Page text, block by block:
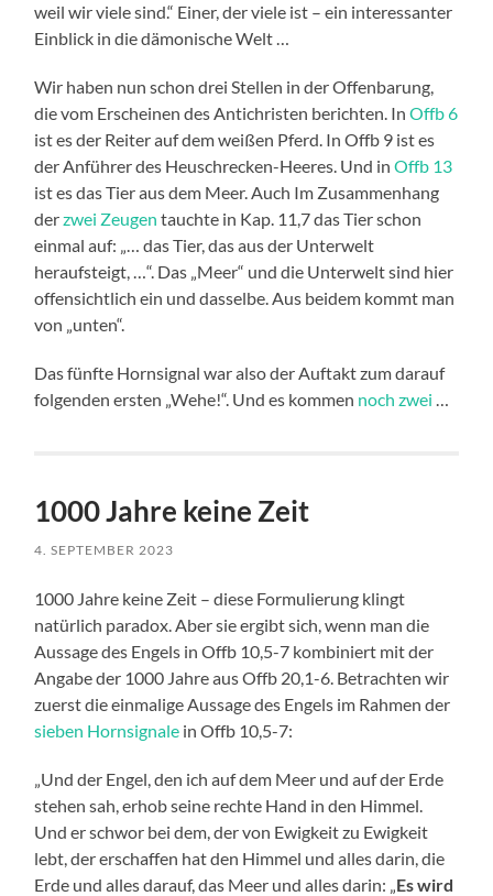
weil wir viele sind.“ Einer, der viele ist – ein interessanter
Einblick in die dämonische Welt …
Wir haben nun schon drei Stellen in der Offenbarung,
die vom Erscheinen des Antichristen berichten. InOffb 6
ist es der Reiter auf dem weißen Pferd. In Offb 9 ist es
der Anführer des Heuschrecken-Heeres. Und inOffb 13
ist es das Tier aus dem Meer. Auch Im Zusammenhang
derzwei Zeugen tauchte in Kap. 11,7 das Tier schon
einmal auf: „… das Tier, das aus der Unterwelt
heraufsteigt, …“. Das „Meer“ und die Unterwelt sind hier
offensichtlich ein und dasselbe. Aus beidem kommt man
von „unten“.
Das fünfte Hornsignal war also der Auftakt zum darauf
folgenden ersten „Wehe!“. Und es kommen noch zwei …
1000 Jahre keine Zeit
4. SEPTEMBER 2023
1000 Jahre keine Zeit – diese Formulierung klingt
natürlich paradox. Aber sie ergibt sich, wenn man die
Aussage des Engels in Offb 10,5-7 kombiniert mit der
Angabe der 1000 Jahre aus Offb 20,1-6. Betrachten wir
zuerst die einmalige Aussage des Engels im Rahmen der
sieben Hornsignale in Offb 10,5-7:
„Und der Engel, den ich auf dem Meer und auf der Erde
stehen sah, erhob seine rechte Hand in den Himmel.
Und er schwor bei dem, der von Ewigkeit zu Ewigkeit
lebt, der erschaffen hat den Himmel und alles darin, die
Erde und alles darauf, das Meer und alles darin: „Es wird